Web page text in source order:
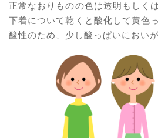
正常なおりものの色は透明もしく
下着について乾くと酸化して黄色
酸性のため、少し酸っぱいにおい